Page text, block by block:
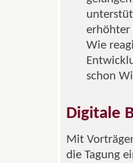
erhöhter
Wie
schon
Digitale
Mit
die Tagung